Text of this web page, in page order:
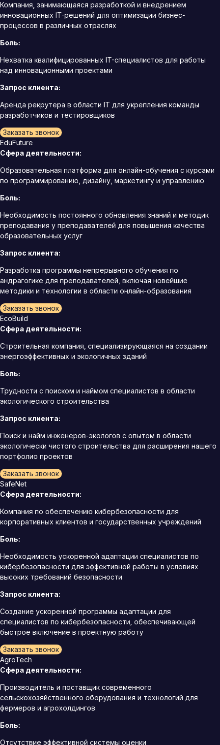
Компания, занимающаяся разработкой и внедрением
инновационных IT-решений для оптимизации бизнес-
процессов в различных отраслях
Боль:
Нехватка квалифицированных IT-специалистов для работы
над инновационными проектами
Запрос клиента:
Аренда рекрутера в области IT для укрепления команды
разработчиков и тестировщиков
Заказать звонок
EduFuture
Сфера деятельности:
Образовательная платформа для онлайн-обучения с курсами
по программированию, дизайну, маркетингу и управлению
Боль:
Необходимость постоянного обновления знаний и методик
преподавания у преподавателей для повышения качества
образовательных услуг
Запрос клиента:
Разработка программы непрерывного обучения по
андрагогике для преподавателей, включая новейшие
методики и технологии в области онлайн-образования
Заказать звонок
EcoBuild
Сфера деятельности:
Строительная компания, специализирующаяся на создании
энергоэффективных и экологичных зданий
Боль:
Трудности с поиском и наймом специалистов в области
экологического строительства
Запрос клиента:
Поиск и найм инженеров-экологов с опытом в области
экологически чистого строительства для расширения нашего
портфолио проектов
Заказать звонок
SafeNet
Сфера деятельности:
Компания по обеспечению кибербезопасности для
корпоративных клиентов и государственных учреждений
Боль:
Необходимость ускоренной адаптации специалистов по
кибербезопасности для эффективной работы в условиях
высоких требований безопасности
Запрос клиента:
Создание ускоренной программы адаптации для
специалистов по кибербезопасности, обеспечивающей
быстрое включение в проектную работу
Заказать звонок
AgroTech
Сфера деятельности:
Производитель и поставщик современного
сельскохозяйственного оборудования и технологий для
фермеров и агрохолдингов
Боль:
Отсутствие эффективной системы оценки